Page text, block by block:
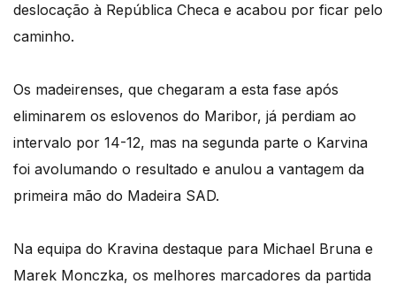
deslocação à República Checa e acabou por ficar pelo
caminho.
Os madeirenses, que chegaram a esta fase após
eliminarem os eslovenos do Maribor, já perdiam ao
intervalo por 14-12, mas na segunda parte o Karvina
foi avolumando o resultado e anulou a vantagem da
primeira mão do Madeira SAD.
Na equipa do Kravina destaque para Michael Bruna e
Marek Monczka, os melhores marcadores da partida